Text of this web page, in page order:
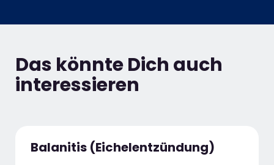
Das könnte Dich auch
interessieren
Balanitis (Eichelentzündung)